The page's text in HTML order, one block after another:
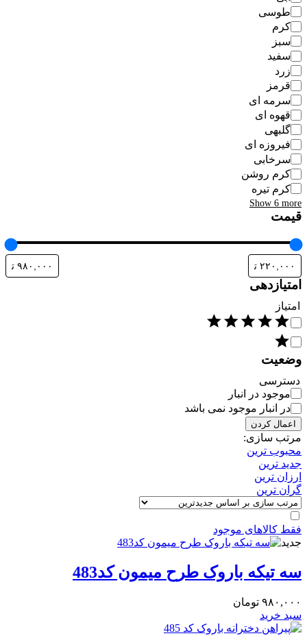
طوسی
کرم
سبز
سفید
زرد
قرمز
سرمه ای
قهوه ای
گلبهی
فیروزه ای
سرخابی
کرم روشن
کرم تیره
Show 6 more
قیمت
امتیازدهی
امتیاز
وضعیت
دسترسی
موجود در انبار
در انبار موجود نمی باشد
اعمال کردن
مرتب سازی:
محبوب ترین
جدید ترین
ارزان ترین
گران ترین
فقط کالاهای موجود
جدید
سه تیکه باروک طرح میمون کد483
۹۸۰,۰۰۰ تومان
سبد خرید